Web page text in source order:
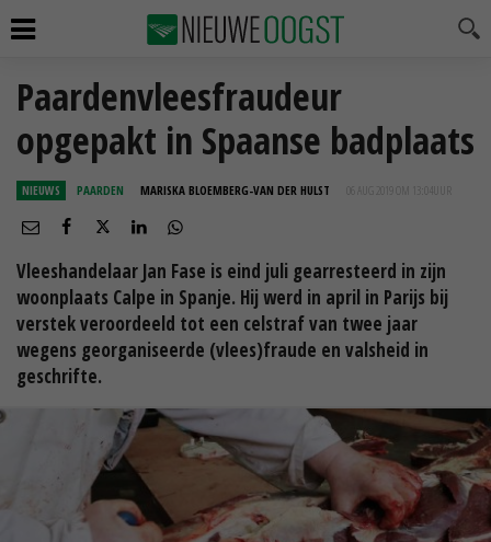
Paardenvleesfraudeur
opgepakt in Spaanse badplaats
NIEUWS PAARDEN MARISKA BLOEMBERG-VAN DER HULST 06 AUG 2019 OM 13:04
Vleeshandelaar Jan Fase is eind juli gearresteerd in zijn
woonplaats Calpe in Spanje. Hij werd in april in Parijs bij
verstek veroordeeld tot een celstraf van twee jaar
wegens georganiseerde (vlees)fraude en valsheid in
geschrifte.